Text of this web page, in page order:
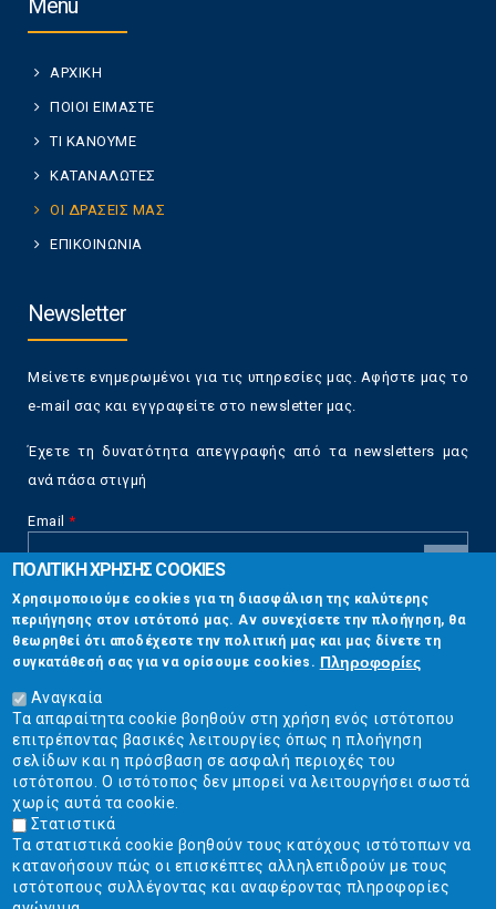
Menu
ΑΡΧΙΚΗ
ΠΟΙΟΙ ΕΙΜΑΣΤΕ
ΤΙ ΚΑΝΟΥΜΕ
ΚΑΤΑΝΑΛΩΤΕΣ
ΟΙ ΔΡΑΣΕΙΣ ΜΑΣ
ΕΠΙΚΟΙΝΩΝΙΑ
Newsletter
Μείνετε ενημερωμένοι για τις υπηρεσίες μας. Αφήστε μας το
e-mail σας και εγγραφείτε στο newsletter μας.
Έχετε τη δυνατότητα απεγγραφής από τα newsletters μας
ανά πάσα στιγμή
Email *
CAPTCHA
This
question is
for testing
whether or
not you are a
human visitor
and to
prevent
automated
spam
submissions.
5+2
Επικοινωνία
Στουρνάρη 17, Αθήνα 10683
2103304444
info@ekpizo.gr
www.ekpizo.gr
Δευ - Πεμ:10:00 πμ - 2:00 μμ
Σάβ - Κυρ: Κλειστά
ΠΟΛΙΤΙΚΗ ΧΡΗΣΗΣ COOKIES
Χρησιμοποιούμε cookies για τη διασφάλιση της καλύτερης
περιήγησης στον ιστότοπό μας. Αν συνεχίσετε την πλοήγηση, θα
θεωρηθεί ότι αποδέχεστε την πολιτική μας και μας δίνετε τη
συγκατάθεσή σας για να ορίσουμε cookies. Πληροφορίες
Αναγκαία
Τα απαραίτητα cookie βοηθούν στη χρήση ενός ιστότοπου
επιτρέποντας βασικές λειτουργίες όπως η πλοήγηση
σελίδων και η πρόσβαση σε ασφαλή περιοχές του
ιστότοπου. Ο ιστότοπος δεν μπορεί να λειτουργήσει σωστά
χωρίς αυτά τα cookie.
Στατιστικά
Τα στατιστικά cookie βοηθούν τους κατόχους ιστότοπων να
κατανοήσουν πώς οι επισκέπτες αλληλεπιδρούν με τους
ιστότοπους συλλέγοντας και αναφέροντας πληροφορίες